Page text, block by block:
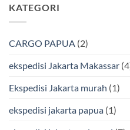
Bmp
Cargo
Laut
Bersama
&
pada
Ekspedisi
Laut
BMP
KATEGORI
CARGO PAPUA (2)
ekspedisi Jakarta Makassar
Ekspedisi Jakarta murah (1)
ekspedisi jakarta papua (1)